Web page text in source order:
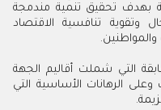
بهدف تحقيق تنمية مندمجة
وتقوية تنافسية الاقتصاد
التي شملت أقاليم الجهة
الرهانات الأساسية التي